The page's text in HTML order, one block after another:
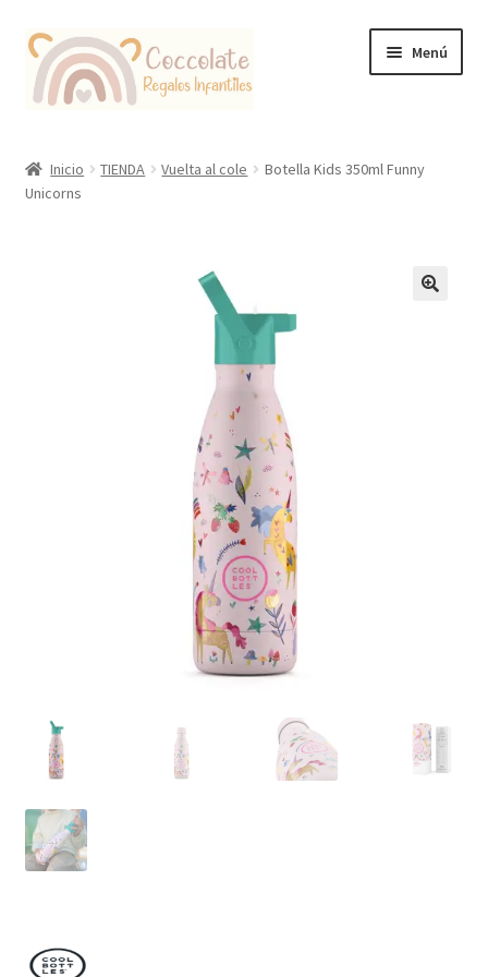
Ir
la
Ir
contenido
Menú
Coccolate Puericultura y Juguetería Educativa
Inicio TIENDA Vuelta al cole
Botella Kids 350ml Funny
Unicorns